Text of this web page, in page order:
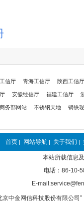
信厅 青海工信厅 陕西工信厅
安徽经信厅 福建工信厅
商务部网站 不锈钢天地 钢铁
首页 | 网站导航 | 关于我们 |
本站所载信息
电话：86-10-
E-
京中金网信科技股份有限公司